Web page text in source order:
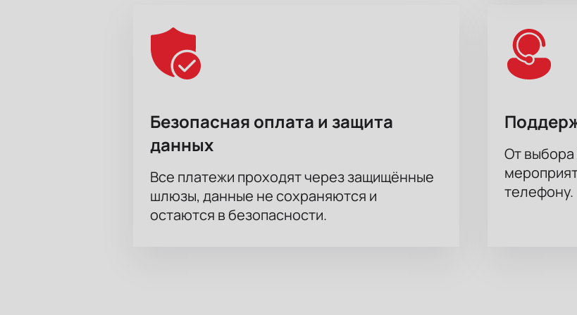
Безопасная оплата и защита
данных
Все платежи проходят через защищённые
шлюзы, данные не сохраняются и
остаются в безопасности.
От выбора
телефону.